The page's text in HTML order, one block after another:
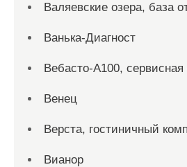
Валяевские озера, база
Ванька-Диагност
Вебасто-А100, сервисная
Венец
Верста, гостиничный
Вианор